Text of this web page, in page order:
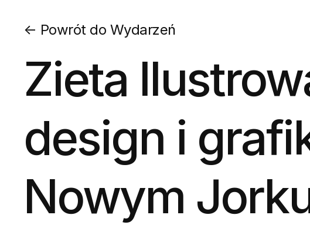
← Powrót do Wydarzeń
Zieta
design i
Nowym